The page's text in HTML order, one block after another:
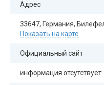
Адрес
33647, Германия,
Показать на карте
Официальный сайт
информация отсутствует